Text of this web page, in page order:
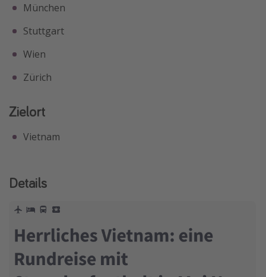
München
Stuttgart
Wien
Zürich
Zielort
Vietnam
Details